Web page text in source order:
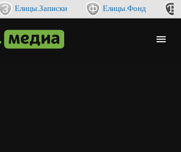
Елицы.Записки Елицы.Фонд